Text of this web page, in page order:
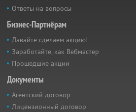
Ответы на вопросы
Бизнес-Партнёрам
Давайте сделаем акцию!
Заработайте, как Вебмастер
Прошедшие акции
Документы
Агентский договор
Лицензионный договор